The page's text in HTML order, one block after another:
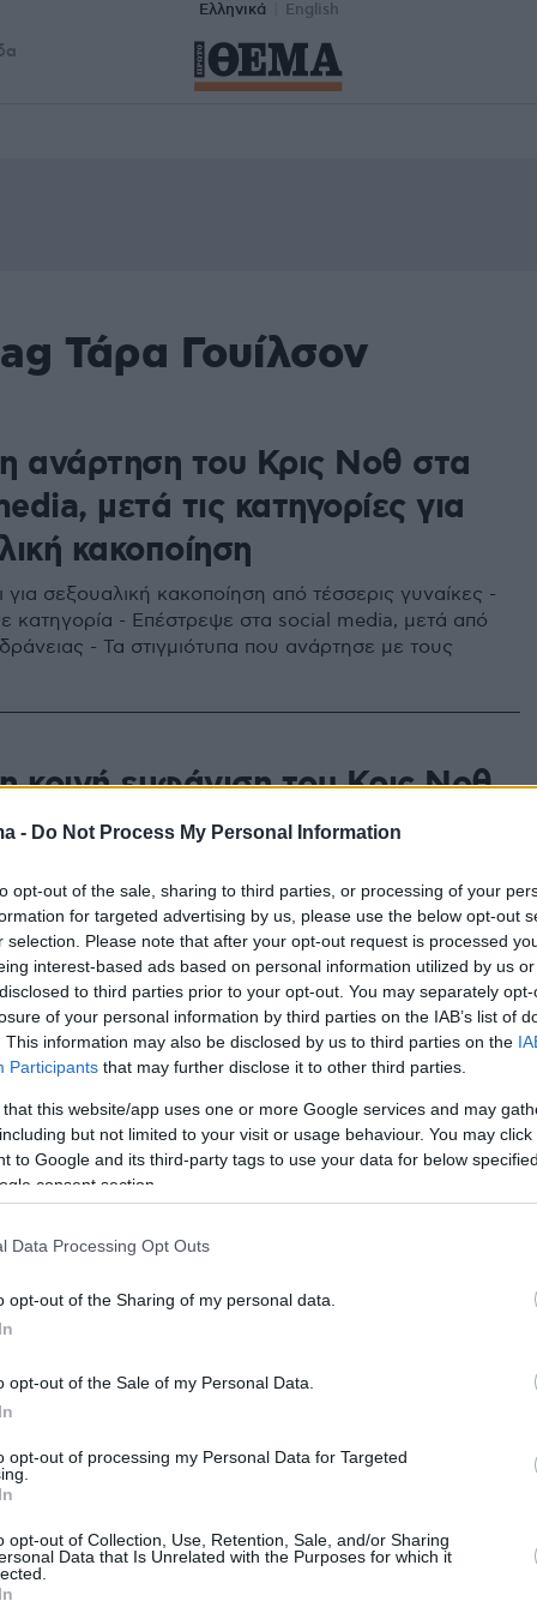
- Do Not Process My Personal Information
opt-out of the sale, sharing to third parties, or processing of your
for targeted advertising by us, please use the below opt-out
selection. Please note that after your opt-out request is processed
interest-based ads based on personal information utilized by us
to third parties prior to your opt-out. You may separately
of your personal information by third parties on the IAB’s list of
This information may also be disclosed by us to third parties on the
Participants that may further disclose it to other third parties.
that this website/app uses one or more Google services and may
but not limited to your visit or usage behaviour. You may
to Google and its third-party tags to use your data for below
consent section.
Data Processing Opt Outs
opt-out of the Sharing of my personal data.
opt-out of the Sale of my Personal Data.
opt-out of processing my Personal Data for Targeted
opt-out of Collection, Use, Retention, Sale, and/or Sharing
Data that Is Unrelated with the Purposes for which it
Ελληνικά English
Τάρα Γουίλσον
ανάρτηση του Κρις Νοθ στα
μετά τις κατηγορίες για
κακοποίηση
για σεξουαλική κακοποίηση από τέσσερις γυναίκες -
κατηγορία - Επέστρεψε στα social media, μετά από
- Τα στιγμιότυπα που ανάρτησε με τους
κοινή εμφάνιση του Κρις Νοθ
Γουίλσον, μετά τις
να περπατάει μαζί στους δρόμους της
- Κρατούν τα προσχήματα για χάρη των παιδιών τους,
σε καμία περίπτωση δεν μπορεί να τον
κλωστή κρέμεται ο γάμος του
- Η Τάρα Γουίλσον «πέταξε»
της
εντόπισαν την σύζυγο του ηθοποιού συντετριμμένη
αυτοκίνητό της - Παρά τους φίλους τους που λένε
να σώσουν τον γάμο τους, η ίδια έχει βγάλει τη
πέρασε μόνος τα
στη Νέα Υόρκη μετά τις
για σεξουαλικές επιθέσεις
Τάρα Γουίλσον πέρασε τις γιορτές μακριά από
Κρις Νοθ - Ο γάμος τους έχει κλονιστεί μετά τις
1